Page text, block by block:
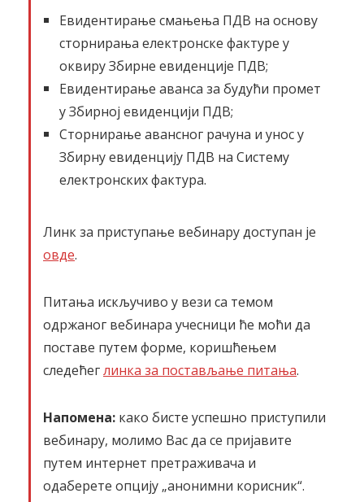
Евидентирање смањења ПДВ на основу
сторнирања електронске фактуре у
оквиру Збирне евиденције ПДВ;
Евидентирање аванса за будући промет
у Збирној евиденцији ПДВ;
Сторнирање авансног рачуна и унос у
Збирну евиденцију ПДВ на Систему
електронских фактура.
Линк за приступање вебинару доступан је
овде.
Питања искључиво у вези са темом
одржаног вебинара учесници ће моћи да
поставе путем форме, коришћењем
следећеглинка за постављање питања.
Напомена: како бисте успешно приступили
вебинару, молимо Вас да се пријавите
путем интернет претраживача и
одаберете опцију „анонимни корисник“.